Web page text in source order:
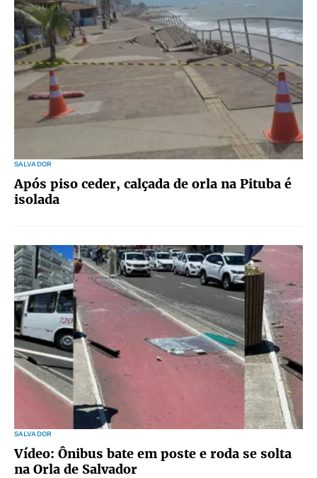
SALVADOR
Após piso ceder, calçada de orla na Pituba é
isolada
SALVADOR
Vídeo: Ônibus bate em poste e roda se solta
na Orla de Salvador